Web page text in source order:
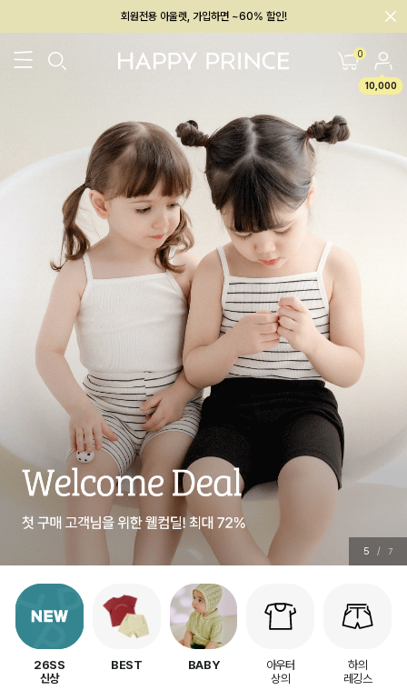
멤버십 최대 28,000원 혜택
0
10,000
6 / 7
26SS
신상
BEST BABY
아우터
상의
하의
레깅스